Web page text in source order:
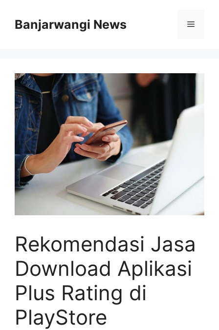
Banjarwangi News Menu
Rekomendasi Jasa
Download Aplikasi
Plus Rating di
PlayStore